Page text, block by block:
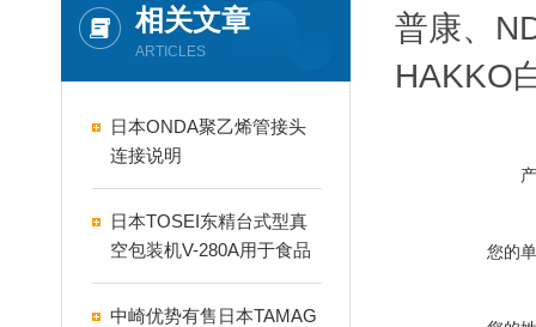
相关文章
ARTICLES
日本ONDA聚乙烯管接头
连接说明
日本TOSEI东精台式型真
空包装机V-280A用于食品
行业
中崎优势有售日本TAMAG
普康、
HAKKO
您的